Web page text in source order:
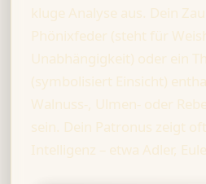
kluge Analyse aus. Dein
Phönixfeder (steht für
Unabhängigkeit) oder ein
(symbolisiert Einsicht)
Walnuss-, Ulmen- oder
sein. Dein Patronus zeigt
Intelligenz – etwa Adler,